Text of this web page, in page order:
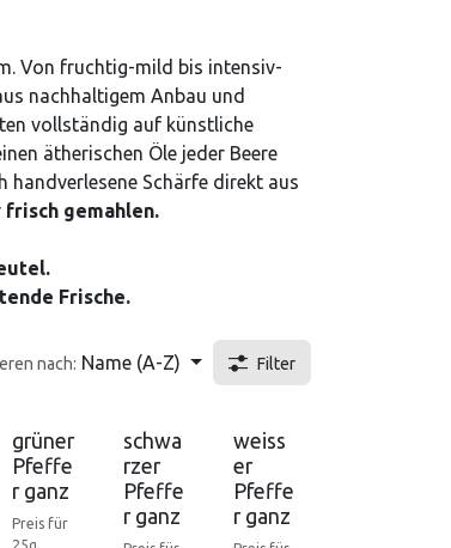
Von fruchtig-mild bis intensiv-
nachhaltigem Anbau und
vollständig auf künstliche
ätherischen Öle jeder Beere
handverlesene Schärfe direkt aus
frisch gemahlen.
Frische.
nach: Name (A-Z) Filter
grüner
Pfeffe
r ganz
Preis für
Nicht vorrätig
schwa
rzer
Pfeffe
r ganz
weiss
er
Pfeffe
r ganz